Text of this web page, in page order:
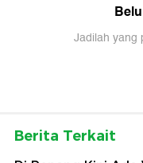
Jadilah yang
Berita Terkait